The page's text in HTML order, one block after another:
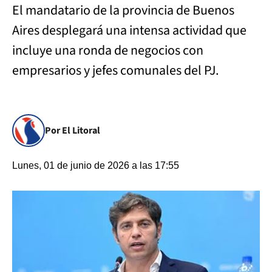
El mandatario de la provincia de Buenos
Aires desplegará una intensa actividad que
incluye una ronda de negocios con
empresarios y jefes comunales del PJ.
Por El Litoral
Lunes, 01 de junio de 2026 a las 17:55